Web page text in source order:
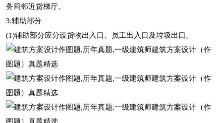
务间邻近货梯厅。
3.辅助部分
(1)辅助部分应分设货物出入口、员工出入口及垃圾出口。